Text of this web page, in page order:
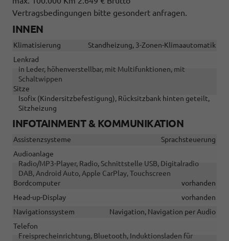
Vertragsbedingungen bitte gesondert anfragen.
INNEN
Klimatisierung
Standheizung, 3-Zonen-Klimaautomatik
Lenkrad
in Leder, höhenverstellbar, mit Multifunktionen, mit
Schaltwippen
Sitze
Isofix (Kindersitzbefestigung), Rücksitzbank hinten geteilt,
Sitzheizung
INFOTAINMENT & KOMMUNIKATION
Assistenzsysteme
Sprachsteuerung
Audioanlage
Radio/MP3-Player, Radio, Schnittstelle USB, Digitalradio
DAB, Android Auto, Apple CarPlay, Touchscreen
Bordcomputer
vorhanden
Head-up-Display
vorhanden
Navigationssystem
Navigation, Navigation per Audio
Telefon
Freisprecheinrichtung, Bluetooth, Induktionsladen für